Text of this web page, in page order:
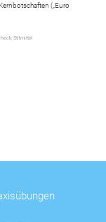
(„Euro
,Stilmittel